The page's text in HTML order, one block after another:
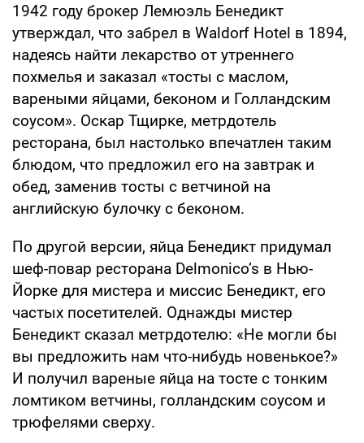
1942 году брокер Лемюэль Бенедикт
утверждал, что забрел в Waldorf Hotel в 1894,
надеясь найти лекарство от утреннего
похмелья и заказал «тосты с маслом,
вареными яйцами, беконом и Голландским
соусом». Оскар Тщирке, метрдотель
ресторана, был настолько впечатлен таким
блюдом, что предложил его на завтрак и
обед, заменив тосты с ветчиной на
английскую булочку с беконом.
По другой версии, яйца Бенедикт придумал
шеф-повар ресторана Delmonico’s в Нью-
Йорке для мистера и миссис Бенедикт, его
частых посетителей. Однажды мистер
Бенедикт сказал метрдотелю: «Не могли бы
вы предложить нам что-нибудь новенькое?»
И получил вареные яйца на тосте с тонким
ломтиком ветчины, голландским соусом и
трюфелями сверху.